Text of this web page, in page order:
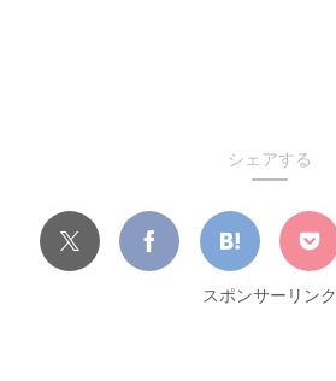
シェアする
スポンサーリンク